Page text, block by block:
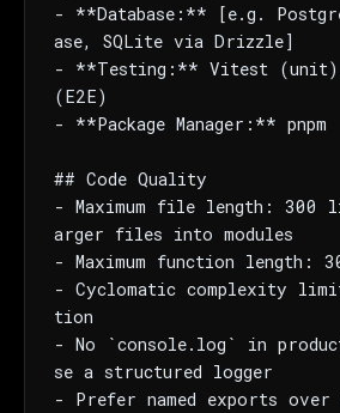
- **Database:** [e.g.
ase, SQLite via Drizzle]
- **Testing:** Vitest
(E2E)
- **Package Manager:** pnpm
## Code Quality
- Maximum file length:
arger files into modules
- Maximum function length:
- Cyclomatic complexity
tion
- No `console.log` in
se a structured logger
- Prefer named exports